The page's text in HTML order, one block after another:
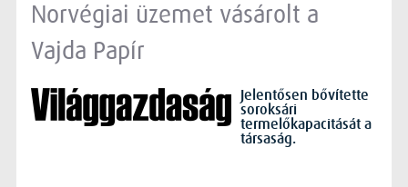
Norvégiai üzemet vásárolt a
Vajda Papír
Jelentősen bővítette
soroksári
termelőkapacitását a
társaság.